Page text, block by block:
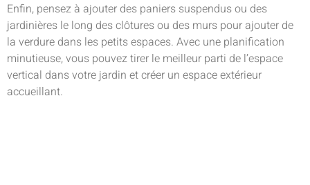
Enfin, pensez à ajouter des paniers suspendus ou des
jardinières le long des clôtures ou des murs pour ajouter de
la verdure dans les petits espaces. Avec une planification
minutieuse, vous pouvez tirer le meilleur parti de l’espace
vertical dans votre jardin et créer un espace extérieur
accueillant.